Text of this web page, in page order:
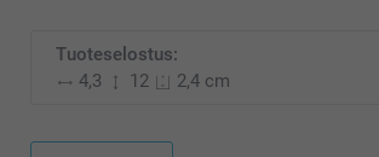
Tuoteselostus:
4,3
12 2,4 cm